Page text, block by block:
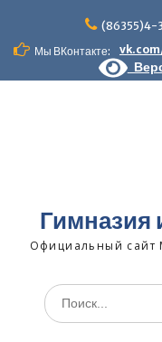
content
(86355)4-
Мы ВКонтакте:
Гимназия
Официальный сайт
Search
for: